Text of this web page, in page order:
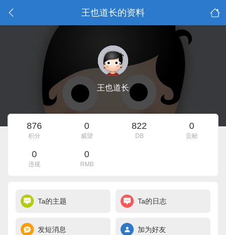
王也道长的资料
王也道长
876
积分
0
威望
822
DB
0
贡献
0
违规
0
RMB
Ta的主题 Ta的日志
发短消息 加为好友